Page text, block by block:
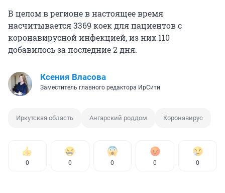
В целом в регионе в настоящее время
насчитывается 3369 коек для пациентов с
коронавирусной инфекцией, из них 110
добавилось за последние 2 дня.
Ксения Власова
Заместитель главного редактора ИрСити
Иркутская область Ангарский роддом Коронавирус
0 0 0 0 0